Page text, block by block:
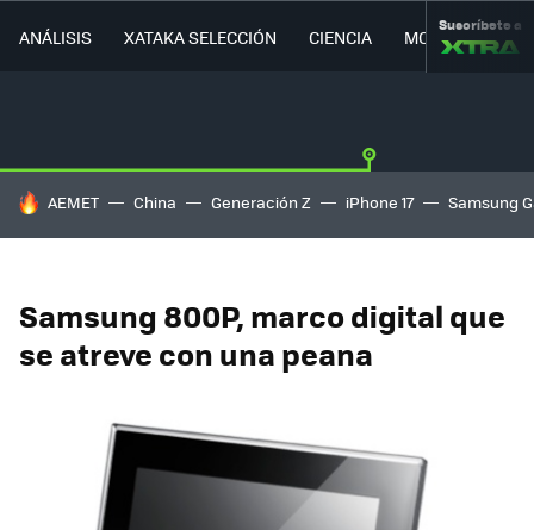
ANÁLISIS XATAKA SELECCIÓN CIENCIA MOVILIDAD
Suscríbete a
HOY SE HABLA DE
AEMET China Generación Z iPhone 17 Samsung
Samsung 800P, marco digital que
se atreve con una peana